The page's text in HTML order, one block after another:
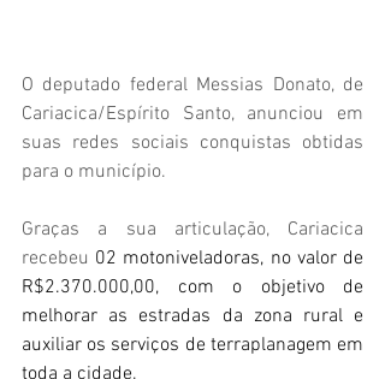
O deputado federal Messias Donato, de
Cariacica/Espírito Santo, anunciou em
suas redes sociais conquistas obtidas
para o município.
Graças a sua articulação, Cariacica
recebeu 02 motoniveladoras, no valor de
R$2.370.000,00, com o objetivo de
melhorar as estradas da zona rural e
auxiliar os serviços de terraplanagem em
toda a cidade.